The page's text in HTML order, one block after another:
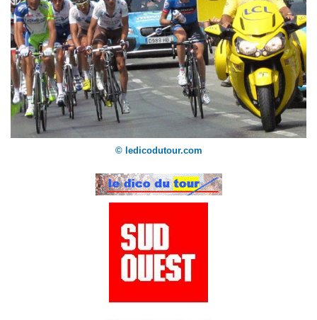
© ledicodutour.com